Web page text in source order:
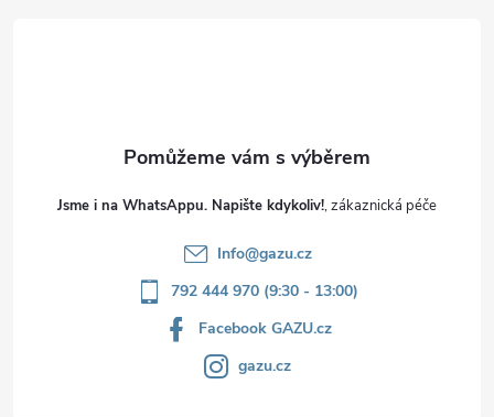
Jsme i na WhatsAppu. Napište kdykoliv!
Info@gazu.cz
792 444 970 (9:30 - 13:00)
Facebook GAZU.cz
gazu.cz